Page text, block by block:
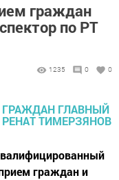
граждан
по РТ
1235 0 0
граждан и